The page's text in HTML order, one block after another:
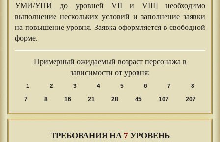
УМИ/УПИ до уровней VII и VIII] необходимо
выполнение нескольких условий и заполнение заявки
на повышение уровня. Заявка оформляется в свободной
форме.
Примерный ожидаемый возраст персонажа в
зависимости от уровня:
1 2 3 4 5 6 7
8
7
8 16 21 28 45 107 207
ТРЕБОВАНИЯ НА 7 УРОВЕНЬ